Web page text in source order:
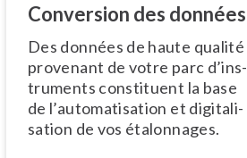
Conversion des données
Des données de haute qualité
provenant de votre parc d’ins­
tru­ments constituent la base
de l’au­to­ma­ti­sa­tion et di­gi­ta­li­
sa­tion de vos étalonnages.